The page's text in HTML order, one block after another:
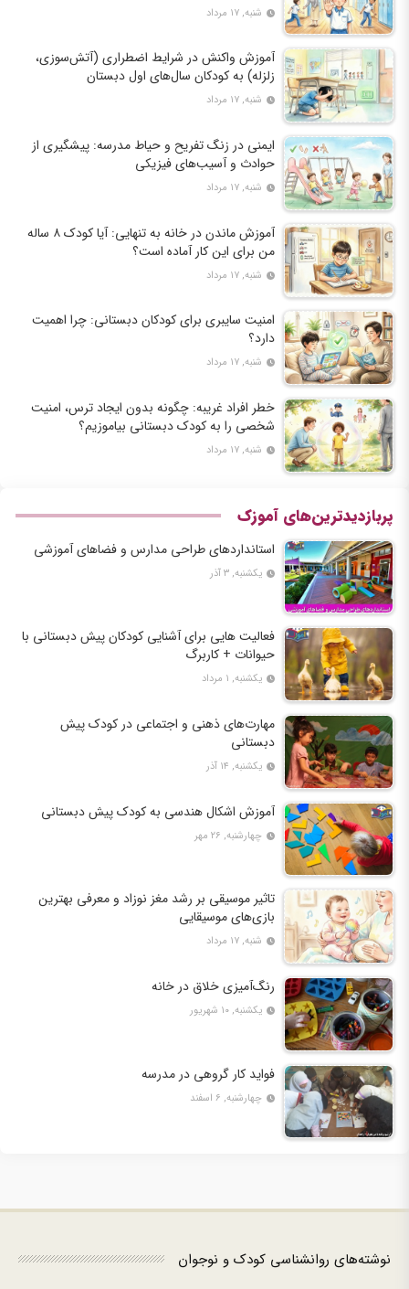
شنبه, ۱۷ مرداد
آموزش واکنش در شرایط اضطراری (آتش‌سوزی،
زلزله) به کودکان سال‌های اول دبستان
شنبه, ۱۷ مرداد
ایمنی در زنگ تفریح و حیاط مدرسه: پیشگیری از
حوادث و آسیب‌های فیزیکی
شنبه, ۱۷ مرداد
آموزش ماندن در خانه به تنهایی: آیا کودک ۸ ساله
من برای این کار آماده است؟
شنبه, ۱۷ مرداد
امنیت سایبری برای کودکان دبستانی: چرا اهمیت
دارد؟
شنبه, ۱۷ مرداد
خطر افراد غریبه: چگونه بدون ایجاد ترس، امنیت
شخصی را به کودک دبستانی بیاموزیم؟
شنبه, ۱۷ مرداد
پربازدیدترین‌های آموزک
استانداردهای طراحی مدارس و فضاهای آموزشی
یکشنبه, ۳ آذر
فعالیت‌ هایی برای آشنایی کودکان پیش دبستانی با
حیوانات + کاربرگ
یکشنبه, ۱ مرداد
مهارت‌های ذهنی و اجتماعی در کودک پیش
دبستانی
یکشنبه, ۱۴ آذر
آموزش اشکال هندسی به کودک پیش ‌دبستانی
چهارشنبه, ۲۶ مهر
تاثیر موسیقی بر رشد مغز نوزاد و معرفی بهترین
بازی‌های موسیقایی
شنبه, ۱۷ مرداد
رنگ‌آمیزی خلاق در خانه
یکشنبه, ۱۰ شهریور
فواید کار گروهی در مدرسه
چهارشنبه, ۶ اسفند
نوشته‌های روانشناسی کودک و نوجوان